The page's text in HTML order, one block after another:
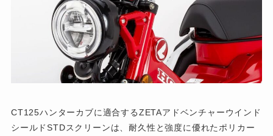
CT125ハンターカブに適合するZETAアドベンチャーウインド
シールドSTDスクリーンは、耐久性と強度に優れたポリカー